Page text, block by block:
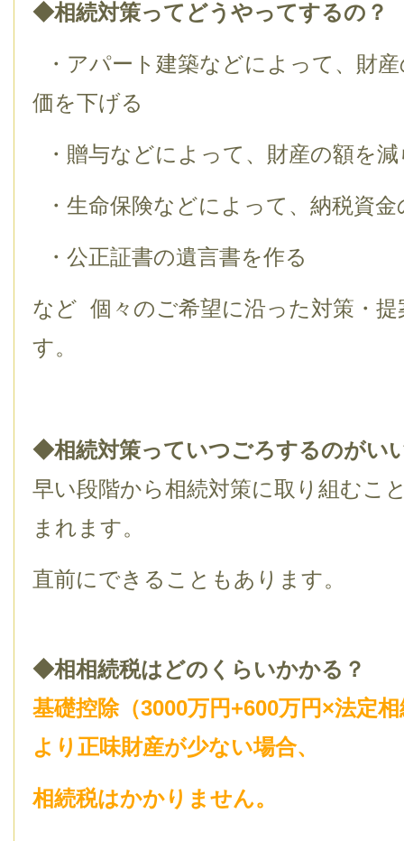
◆相続対策ってどうやってするの？
・アパート建築などによって、財
価を下げる
・贈与などによって、財産の額を
・生命保険などによって、納税資
・公正証書の遺言書を作る
など 個々のご希望に沿った対策・
す。
◆相続対策っていつごろするのがい
早い段階から相続対策に取り組むこ
まれます。
直前にできることもあります。
◆相相続税はどのくらいかかる？
基礎控除（3000万円+600万円×法定
より正味財産が少ない場合、
相続税はかかりません。